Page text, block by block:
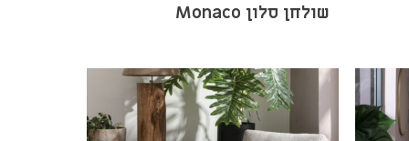
שולחן סלון Monaco